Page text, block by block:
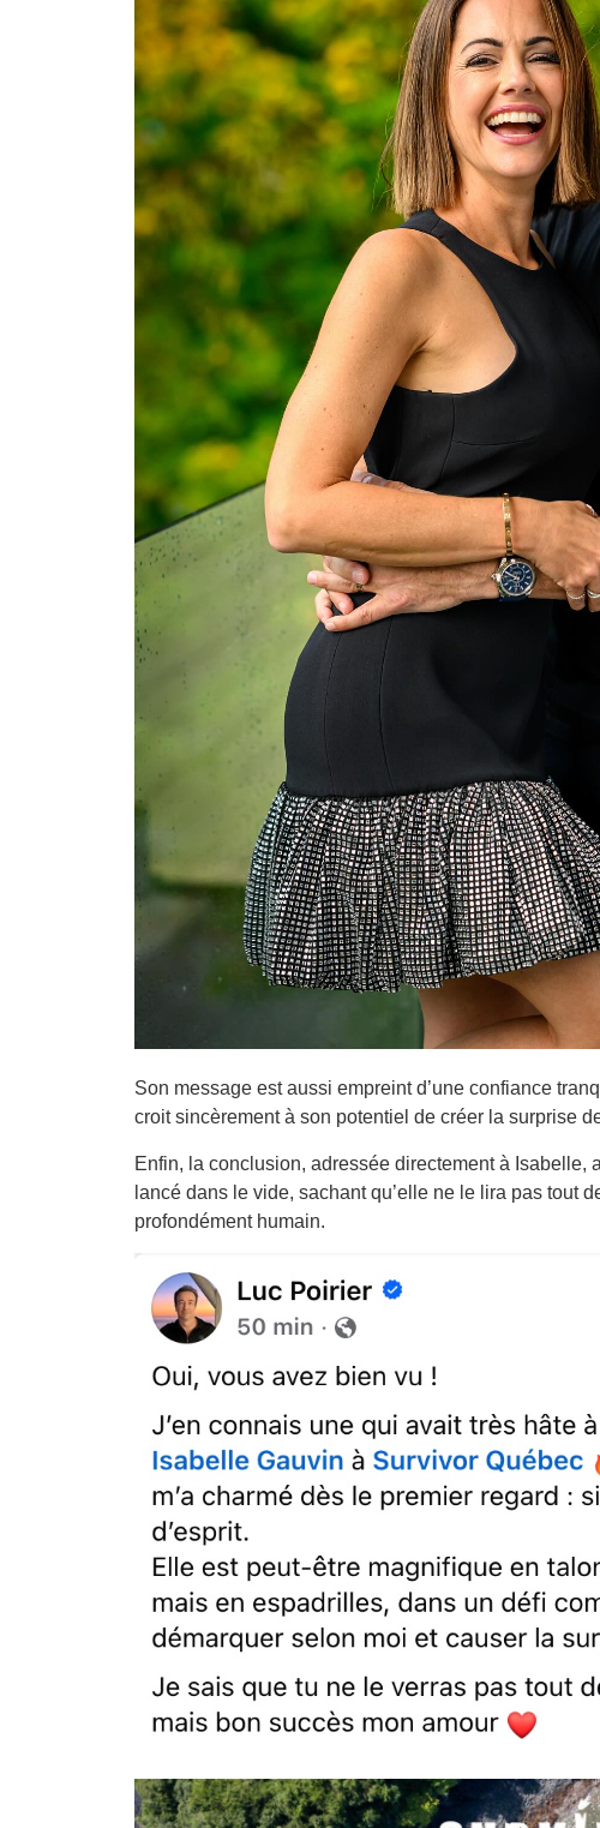
Son message est aussi empreint d’une confiance
croit sincèrement à son potentiel de créer la surprise
Enfin, la conclusion, adressée directement à
lancé dans le vide, sachant qu’elle ne le lira pas tout
profondément humain.